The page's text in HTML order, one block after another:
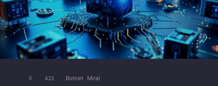
0 422 Botnet Mirai